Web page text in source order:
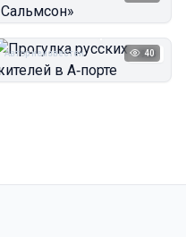
1923
Прогулка русских
Автор неизвестен 40